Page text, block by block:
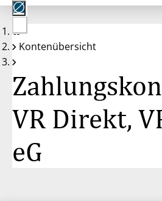
Keine
Konten
Kontenübersicht
VR Direkt,
eG